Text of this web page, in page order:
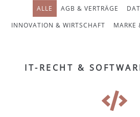
AGB & VERTRÄGE
INNOVATION & WIRTSCHAFT
MARKE
ALLE
IT-RECHT &